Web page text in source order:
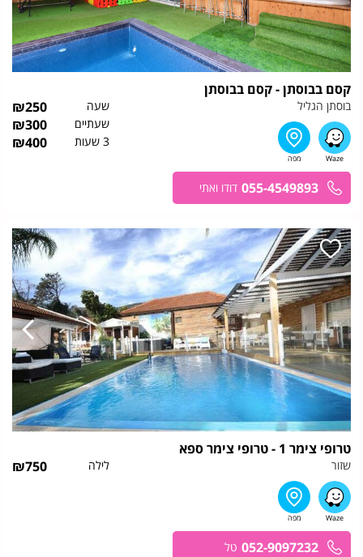
קסם בבוסתן - קסם בבוסתן
בוסתן הגליל שעה ₪250
שעתיים ₪300
3 שעות ₪400
055-4549893 דודו ואתי
טרופי צימר 1 - טרופי צימר ספא
שזור לילה ₪750
052-9097232 טל